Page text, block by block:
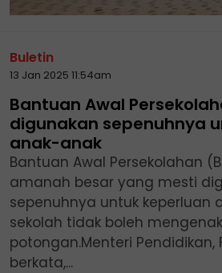
Buletin
13 Jan 2025 11:54am
Bantuan Awal
digunakan sepenuhnya
anak-anak
Bantuan Awal Persekolahan
amanah besar yang mesti
sepenuhnya untuk keperluan
sekolah tidak boleh
potongan.Menteri Pendidikan,
berkata,...